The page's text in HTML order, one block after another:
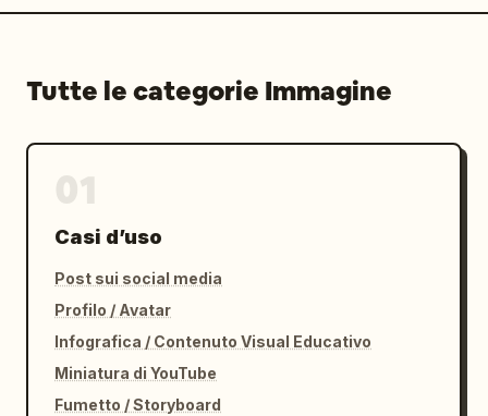
Tutte le categorie Immagine
Casi d’uso
Post sui social media
Profilo / Avatar
Infografica / Contenuto Visual Educativo
Miniatura di YouTube
Fumetto / Storyboard